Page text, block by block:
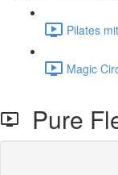
Pilates
Magic
Pure